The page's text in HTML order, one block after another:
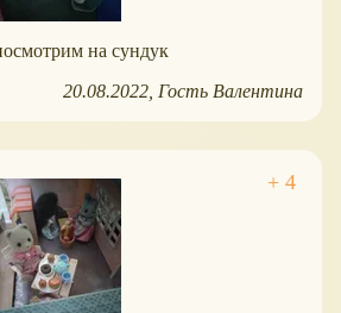
на сундук
20.08.2022 Гость Валентина